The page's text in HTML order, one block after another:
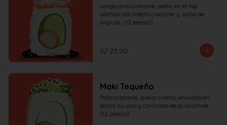
Langostino crocante, palta, en el top
salmón con fideito crocante y salsa de
anguila. (12 piezas)
S/ 23.00
Maki Tequeño
Pollo crocante, queso crema, envuelto en
pasta siu cao y coronado de guacamole.
(12 piezas)